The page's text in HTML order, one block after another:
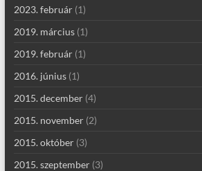
2023. február(1)
2019. március(1)
2019. február(1)
2016. június(1)
2015. december(4)
2015. november(2)
2015. október(3)
2015. szeptember(3)